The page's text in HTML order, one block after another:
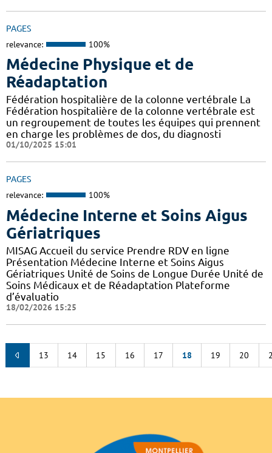
PAGES
relevance: 100%
Médecine Physique et de
Réadaptation
Fédération hospitalière de la colonne vertébrale La
Fédération hospitalière de la colonne vertébrale est
un regroupement de toutes les équipes qui prennent
en charge les problèmes de dos, du diagnosti
01/10/2025 15:01
PAGES
relevance: 100%
Médecine Interne et Soins Aigus
Gériatriques
MISAG Accueil du service Prendre RDV en ligne
Présentation Médecine Interne et Soins Aigus
Gériatriques Unité de Soins de Longue Durée Unité de
Soins Médicaux et de Réadaptation Plateforme
d’évaluatio
18/02/2026 15:25
13 14 15 16 17 18 19 20